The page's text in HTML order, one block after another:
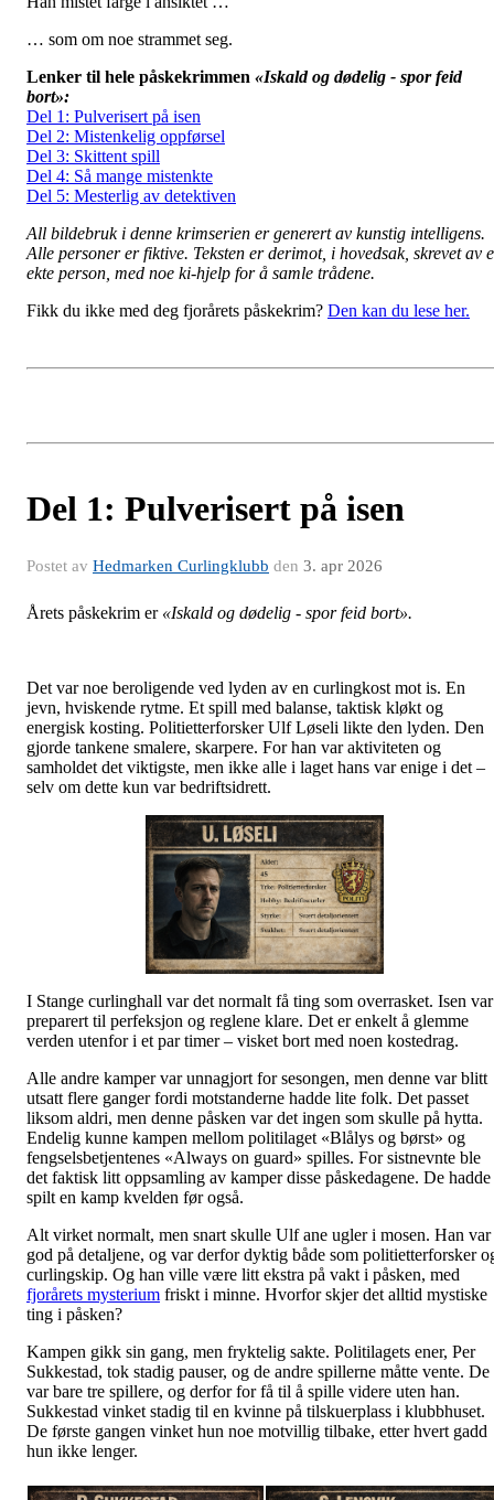
… som om noe strammet seg.
Lenker til hele påskekrimmen «Iskald og dødelig - spor feid
bort»:
Del 1: Pulverisert på isen
Del 2: Mistenkelig oppførsel
Del 3: Skittent spill
Del 4: Så mange mistenkte
Del 5: Mesterlig av detektiven
All bildebruk i denne krimserien er generert av kunstig intelligens.
Alle personer er fiktive. Teksten er derimot, i hovedsak, skrevet av
ekte person, med noe ki-hjelp for å samle trådene.
Fikk du ikke med deg fjorårets påskekrim? Den kan du lese her.
Del 1: Pulverisert på isen
Postet av Hedmarken Curlingklubb den 3. apr 2026
Årets påskekrim er «Iskald og dødelig - spor feid bort».
Det var noe beroligende ved lyden av en curlingkost mot is. En
jevn, hviskende rytme. Et spill med balanse, taktisk kløkt og
energisk kosting. Politietterforsker Ulf Løseli likte den lyden. Den
gjorde tankene smalere, skarpere. For han var aktiviteten og
samholdet det viktigste, men ikke alle i laget hans var enige i det –
selv om dette kun var bedriftsidrett.
I Stange curlinghall var det normalt få ting som overrasket. Isen var
preparert til perfeksjon og reglene klare. Det er enkelt å glemme
verden utenfor i et par timer – visket bort med noen kostedrag.
Alle andre kamper var unnagjort for sesongen, men denne var blitt
utsatt flere ganger fordi motstanderne hadde lite folk. Det passet
liksom aldri, men denne påsken var det ingen som skulle på hytta.
Endelig kunne kampen mellom politilaget «Blålys og børst» og
fengselsbetjentenes «Always on guard» spilles. For sistnevnte ble
det faktisk litt oppsamling av kamper disse påskedagene. De hadde
spilt en kamp kvelden før også.
Alt virket normalt, men snart skulle Ulf ane ugler i mosen. Han var
god på detaljene, og var derfor dyktig både som politietterforsker
curlingskip. Og han ville være litt ekstra på vakt i påsken, med
fjorårets mysterium friskt i minne. Hvorfor skjer det alltid mystiske
ting i påsken?
Kampen gikk sin gang, men fryktelig sakte. Politilagets ener, Per
Sukkestad, tok stadig pauser, og de andre spillerne måtte vente. De
var bare tre spillere, og derfor for få til å spille videre uten han.
Sukkestad vinket stadig til en kvinne på tilskuerplass i klubbhuset.
De første gangen vinket hun noe motvillig tilbake, etter hvert gadd
hun ikke lenger.